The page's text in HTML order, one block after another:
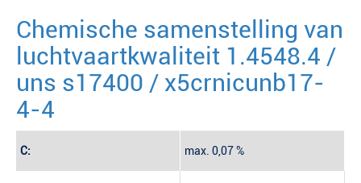
Chemische samenstelling van
luchtvaartkwaliteit 1.4548.4 /
uns s17400 / x5crnicunb17-
4-4
C: max. 0,07 %